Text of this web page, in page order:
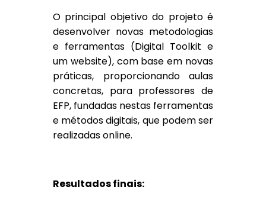
O principal objetivo do projeto é
desenvolver novas metodologias
e ferramentas (Digital Toolkit e
um website), com base em novas
práticas, proporcionando aulas
concretas, para professores de
EFP, fundadas nestas ferramentas
e métodos digitais, que podem ser
realizadas online.
Resultados finais: